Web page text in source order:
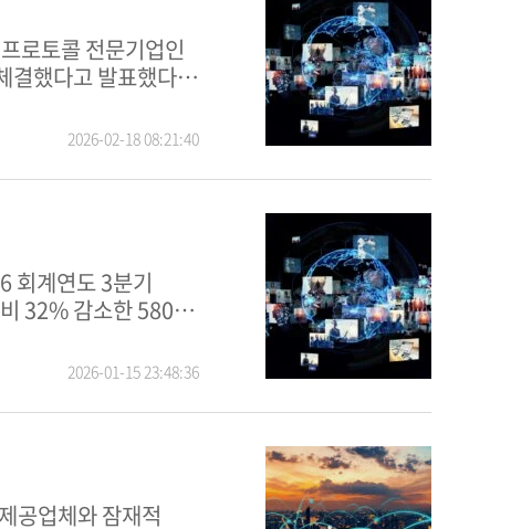
결했다고 발표했다.
2026-02-18 08:21:40
32% 감소한 580만
2026-01-15 23:48:36